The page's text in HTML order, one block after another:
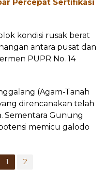
Percepat Sertifikasi
kondisi rusak berat
antara pusat dan
PUPR No. 14
(Agam-Tanah
direncanakan telah
Sementara Gunung
memicu galodo
1 2